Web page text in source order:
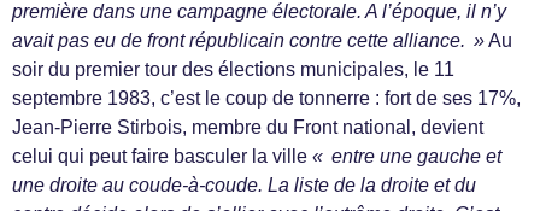
première dans une campagne électorale. A l’époque, il n’y
avait pas eu de front républicain contre cette alliance. »Au
soir du premier tour des élections municipales, le 11
septembre 1983, c’est le coup de tonnerre : fort de ses 17%,
Jean-Pierre Stirbois, membre du Front national, devient
celui qui peut faire basculer la ville « entre une gauche et
une droite au coude-à-coude. La liste de la droite et du